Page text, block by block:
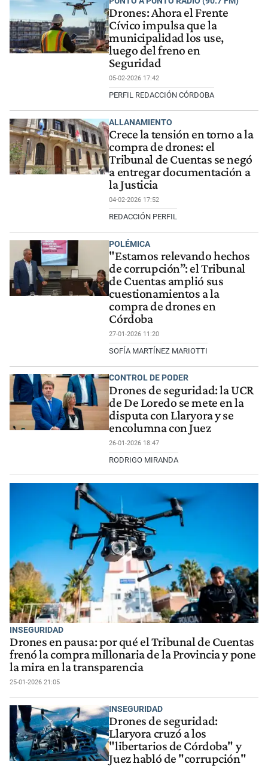
Drones: Ahora el Frente
Cívico impulsa que la
municipalidad los use,
luego del freno en
Seguridad
05-02-2026 17:42
PERFIL REDACCIÓN CÓRDOBA
ALLANAMIENTO
Crece la tensión en torno a la
compra de drones: el
Tribunal de Cuentas se negó
a entregar documentación a
la Justicia
04-02-2026 17:52
REDACCIÓN PERFIL
POLÉMICA
"Estamos relevando hechos
de corrupción”: el Tribunal
de Cuentas amplió sus
cuestionamientos a la
compra de drones en
Córdoba
27-01-2026 11:20
SOFÍA MARTÍNEZ MARIOTTI
CONTROL DE PODER
Drones de seguridad: la UCR
de De Loredo se mete en la
disputa con Llaryora y se
encolumna con Juez
26-01-2026 18:47
RODRIGO MIRANDA
INSEGURIDAD
Drones en pausa: por qué el Tribunal de Cuentas
frenó la compra millonaria de la Provincia y pone
la mira en la transparencia
25-01-2026 21:05
INSEGURIDAD
Drones de seguridad:
Llaryora cruzó a los
"libertarios de Córdoba" y
Juez habló de "corrupción"